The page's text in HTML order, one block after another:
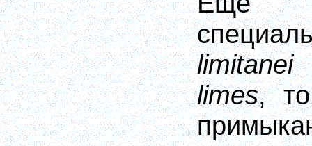
limitanei
limes,